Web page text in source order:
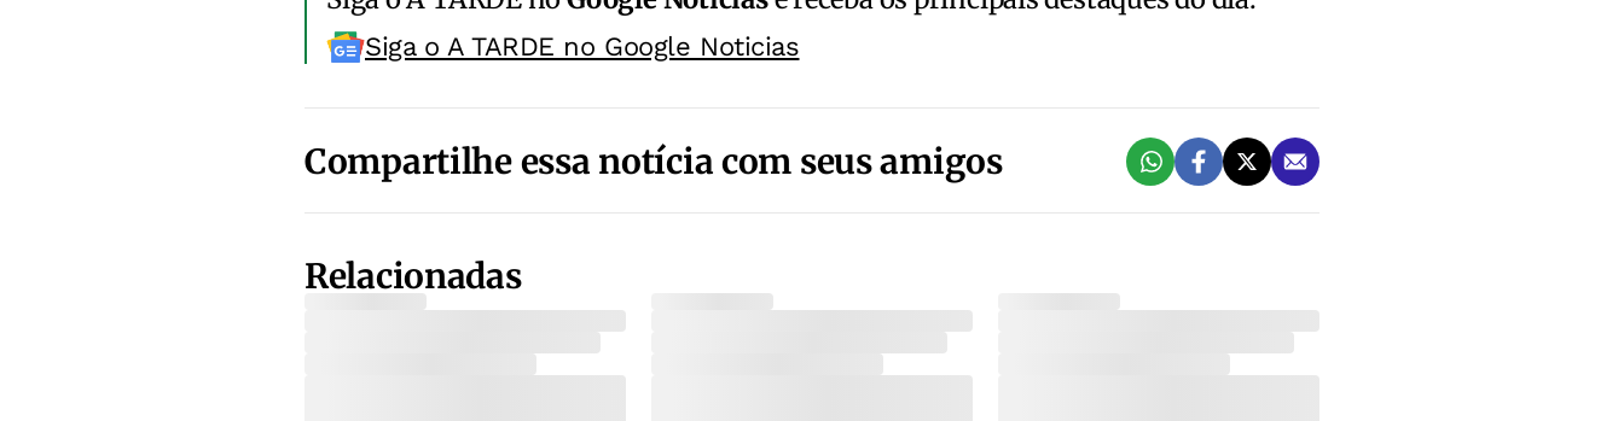
Siga o A TARDE no Google Noticias
Compartilhe essa notícia com seus amigos
Relacionadas